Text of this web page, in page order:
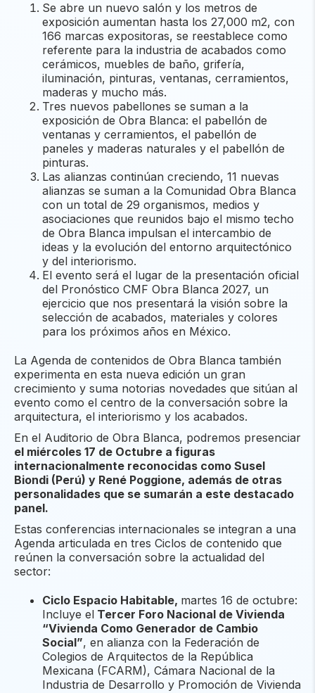
Se abre un nuevo salón y los metros de
exposición aumentan hasta los 27,000 m2, con
166 marcas expositoras, se reestablece como
referente para la industria de acabados como
cerámicos, muebles de baño, grifería,
iluminación, pinturas, ventanas, cerramientos,
maderas y mucho más.
Tres nuevos pabellones se suman a la
exposición de Obra Blanca: el pabellón de
ventanas y cerramientos, el pabellón de
paneles y maderas naturales y el pabellón de
pinturas.
Las alianzas continúan creciendo, 11 nuevas
alianzas se suman a la Comunidad Obra Blanca
con un total de 29 organismos, medios y
asociaciones que reunidos bajo el mismo techo
de Obra Blanca impulsan el intercambio de
ideas y la evolución del entorno arquitectónico
y del interiorismo.
El evento será el lugar de la presentación oficial
del Pronóstico CMF Obra Blanca 2027, un
ejercicio que nos presentará la visión sobre la
selección de acabados, materiales y colores
para los próximos años en México.
La Agenda de contenidos de Obra Blanca también
experimenta en esta nueva edición un gran
crecimiento y suma notorias novedades que sitúan al
evento como el centro de la conversación sobre la
arquitectura, el interiorismo y los acabados.
En el Auditorio de Obra Blanca, podremos presenciar
el miércoles 17 de Octubre a figuras
internacionalmente reconocidas como Susel
Biondi (Perú) y René Poggione, además de otras
personalidades que se sumarán a este destacado
panel.
Estas conferencias internacionales se integran a una
Agenda articulada en tres Ciclos de contenido que
reúnen la conversación sobre la actualidad del
sector:
Ciclo Espacio Habitable, martes 16 de octubre:
Incluye el Tercer Foro Nacional de Vivienda
“Vivienda Como Generador de Cambio
Social”, en alianza con la Federación de
Colegios de Arquitectos de la República
Mexicana (FCARM), Cámara Nacional de la
Industria de Desarrollo y Promoción de Vivienda